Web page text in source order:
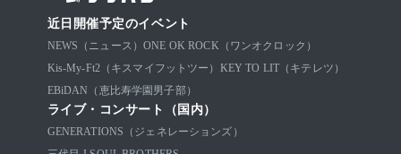
近日開催予定のイベント
NEWS（ニュース） ONE OK ROCK（ワンオクロック）
Kis-My-Ft2（キスマイフットツー） KEY TO LIT（キテレツ）
EBiDAN（恵比寿学園男子部）
ライブ・コンサート（国内）
GENERATIONS（ジェネレーションズ）